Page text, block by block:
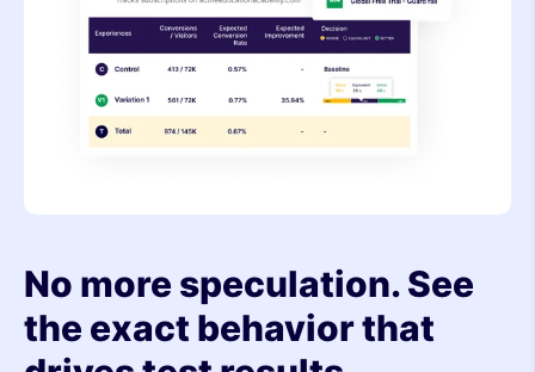
No more speculation. See
the exact behavior that